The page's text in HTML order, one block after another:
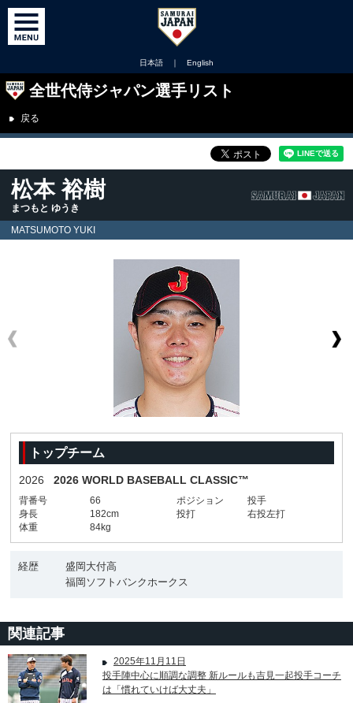
日本語 ｜ English
全世代侍ジャパン選手リスト
戻る
松本 裕樹
まつもと ゆうき
MATSUMOTO YUKI
トップチーム
2026 2026 WORLD BASEBALL CLASSIC™
背番号 66 ポジション
投手
身長
182cm 投打
右投左打
体重
84kg
経歴
盛岡大付高
福岡ソフトバンクホークス
関連記事
2025年11月11日
投手陣中心に順調な調整 新ルールも吉見一起投手コーチ
は「慣れていけば大丈夫」